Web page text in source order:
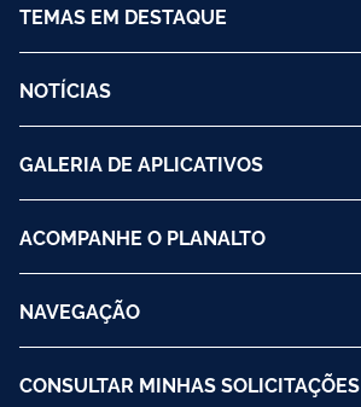
TEMAS EM DESTAQUE
NOTÍCIAS
GALERIA DE APLICATIVOS
ACOMPANHE O PLANALTO
NAVEGAÇÃO
CONSULTAR MINHAS SOLICITAÇÕES